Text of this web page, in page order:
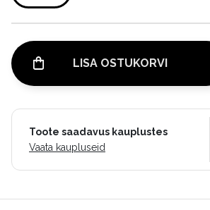
LISA OSTUKORVI
Toote saadavus kauplustes
Vaata kaupluseid